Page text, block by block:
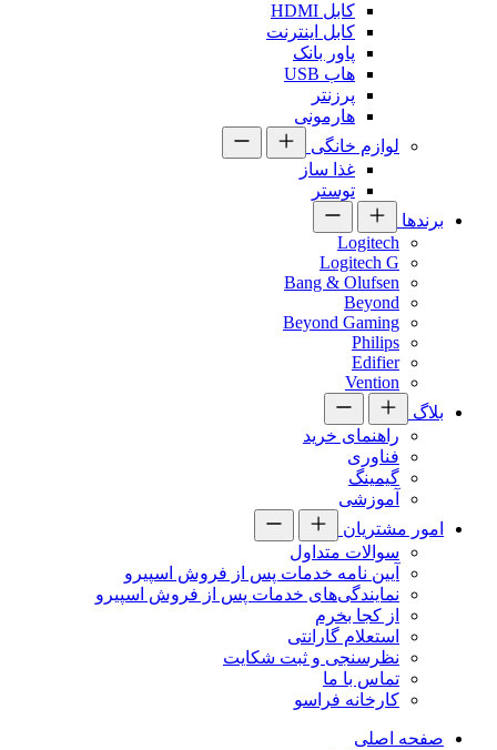
کابل HDMI
کابل اینترنت
پاور بانک
هاب USB
پرزنتر
هارمونی
لوازم خانگی
غذا ساز
توستر
برندها
Logitech
Logitech G
Bang & Olufsen
Beyond
Beyond Gaming
Philips
Edifier
Vention
بلاگ
راهنمای خرید
فناوری
گیمینگ
آموزشی
امور مشتریان
سوالات متداول
آیین نامه خدمات پس از فروش اسپیرو
نمایندگی‌های خدمات پس از فروش اسپیرو
از کجا بخرم
استعلام گارانتی
نظرسنجی و ثبت شکایت
تماس با ما
کارخانه فراسو
صفحه اصلی